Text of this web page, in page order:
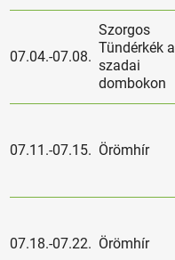
07.04.-07.08.
Szorgos
Tündérkék a
szadai
dombokon
07.11.-07.15. Örömhír
07.18.-07.22. Örömhír